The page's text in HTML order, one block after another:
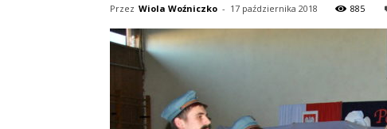
Przez Wiola Woźniczko - 17 października 2018 885